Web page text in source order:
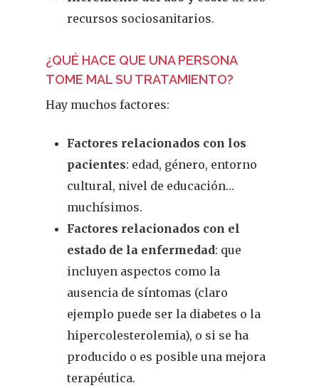
recursos sociosanitarios.
¿QUÉ HACE QUE UNA PERSONA
TOME MAL SU TRATAMIENTO?
Hay muchos factores:
Factores relacionados con los
pacientes: edad, género, entorno
cultural, nivel de educación…
muchísimos.
Factores relacionados con el
estado de la enfermedad: que
incluyen aspectos como la
ausencia de síntomas (claro
ejemplo puede ser la diabetes o la
hipercolesterolemia), o si se ha
producido o es posible una mejora
terapéutica.